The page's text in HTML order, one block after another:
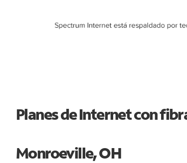
Planes de Internet con
Monroeville, OH